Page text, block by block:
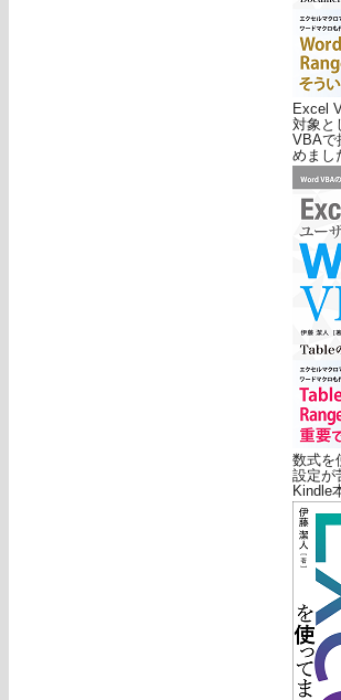
Excel
対象と
VBAで
めまし
数式を
設定が
Kindle